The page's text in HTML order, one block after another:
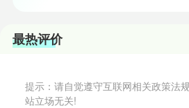
最热评价
提示：请自觉遵守互联网相关政策法
站立场无关!